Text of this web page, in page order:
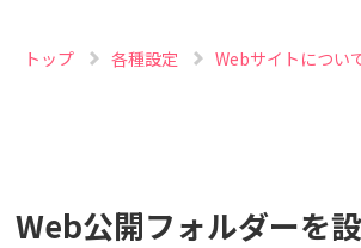
検索対象
トップ 各種設定 Webサイトについ
Web公開フォルダーを